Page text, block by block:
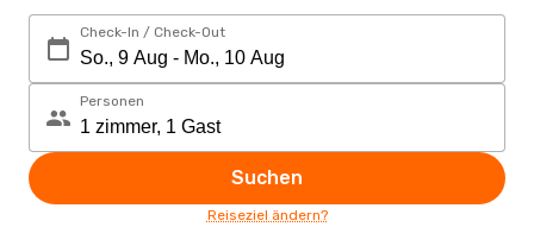
Check-In / Check-Out
Personen
Suchen
Reiseziel ändern?